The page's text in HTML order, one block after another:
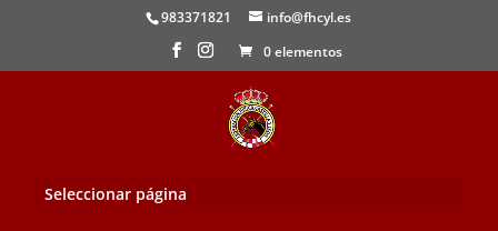
983371821
info@fhcyl.es
0 elementos
Seleccionar página